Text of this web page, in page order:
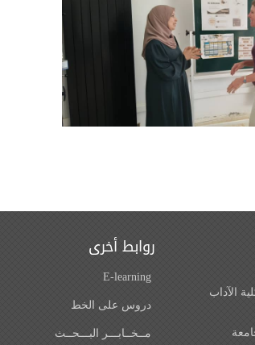
روابط أخرى
E-learning
دروس على الخط
مــخــابـــر البـــحــث
الآداب